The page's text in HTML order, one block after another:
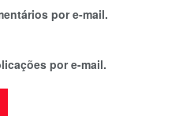
por e-mail.
por e-mail.